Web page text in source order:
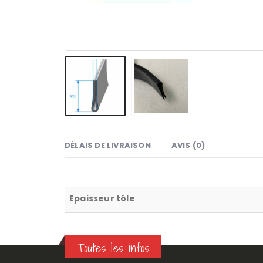
DÉLAIS DE LIVRAISON AVIS (0)
Epaisseur tôle
Toutes les infos